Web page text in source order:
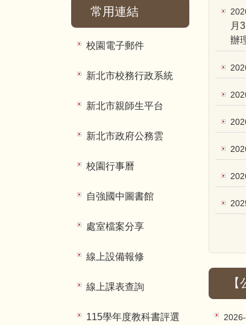
常用連結
校園電子郵件
新北市校務行政系統
新北市親師生平台
新北市政府公務雲
校園行事曆
自強國中圖書館
處室檔案分享
線上設備報修
線上課表查詢
115學年度教科書評選
月
辦